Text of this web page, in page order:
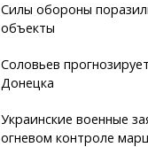
Силы обороны
объекты
Соловьев
Донецка
Украинские военные
огневом контроле